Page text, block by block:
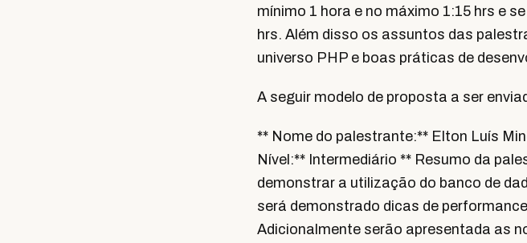
mínimo 1 hora e no máximo 1:15 hrs e
hrs. Além disso os assuntos das
universo PHP e boas práticas de
A seguir modelo de proposta a ser
** Nome do palestrante:** Elton Luís
Nível:** Intermediário ** Resumo da
demonstrar a utilização do banco de
será demonstrado dicas de
Adicionalmente serão apresentada as